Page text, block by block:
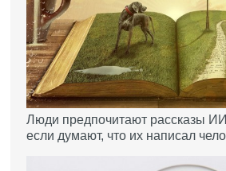
Люди предпочитают рассказы
если думают, что их написал